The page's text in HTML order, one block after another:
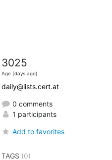
3025
Age (days ago)
daily@lists.cert.at
0 comments
1 participants
Add to favorites
TAGS (0)